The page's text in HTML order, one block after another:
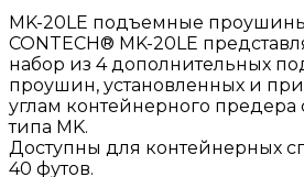
MK-20LE подъемные
CONTECH® MK-20LE
набор из 4 дополнительных
проушин, установленных и
углам контейнерного предера
типа MK.
Доступны для контейнерных
40 футов.